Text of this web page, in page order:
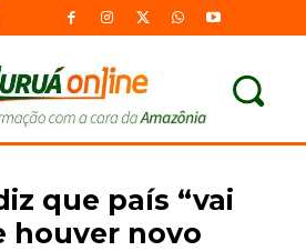
que país “vai
houver novo